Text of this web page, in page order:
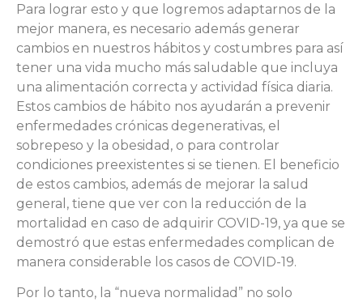
Para lograr esto y que logremos adaptarnos de la
mejor manera, es necesario además generar
cambios en nuestros hábitos y costumbres para así
tener una vida mucho más saludable que incluya
una alimentación correcta y actividad física diaria.
Estos cambios de hábito nos ayudarán a prevenir
enfermedades crónicas degenerativas, el
sobrepeso y la obesidad, o para controlar
condiciones preexistentes si se tienen. El beneficio
de estos cambios, además de mejorar la salud
general, tiene que ver con la reducción de la
mortalidad en caso de adquirir COVID-19, ya que se
demostró que estas enfermedades complican de
manera considerable los casos de COVID-19.
Por lo tanto, la “nueva normalidad” no solo